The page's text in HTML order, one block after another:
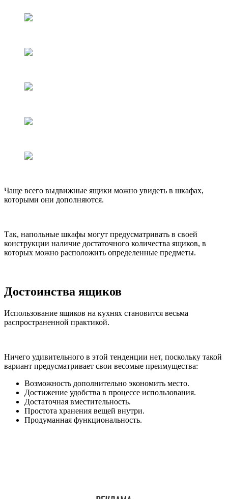
Чаще всего выдвижные ящики можно увидеть в шкафах,
которыми они дополняются.
Так, напольные шкафы могут предусматривать в своей
конструкции наличие достаточного количества ящиков, в
которых можно расположить определенные предметы.
Достоинства ящиков
Использование ящиков на кухнях становится весьма
распространенной практикой.
Ничего удивительного в этой тенденции нет, поскольку такой
вариант предусматривает свои весомые преимущества:
Возможность дополнительно экономить место.
Достижение удобства в процессе использования.
Достаточная вместительность.
Простота хранения вещей внутри.
Продуманная функциональность.